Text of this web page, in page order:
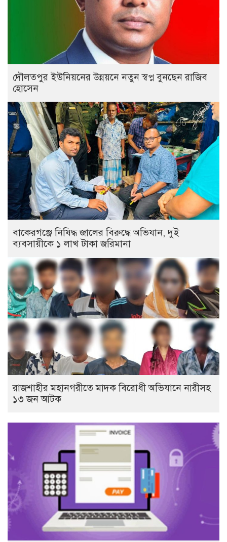
দৌলতপুর ইউনিয়নের উন্নয়নে নতুন স্বপ্ন বুনছেন রাজিব
হোসেন
বাকেরগঞ্জে নিষিদ্ধ জালের বিরুদ্ধে অভিযান, দুই
ব্যবসায়ীকে ১ লাখ টাকা জরিমানা
রাজশাহীর মহানগরীতে মাদক বিরোধী অভিযানে নারীসহ
১৩ জন আটক